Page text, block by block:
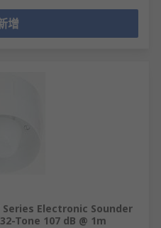
增
Electronic Sounder
Tone 107 dB @ 1m